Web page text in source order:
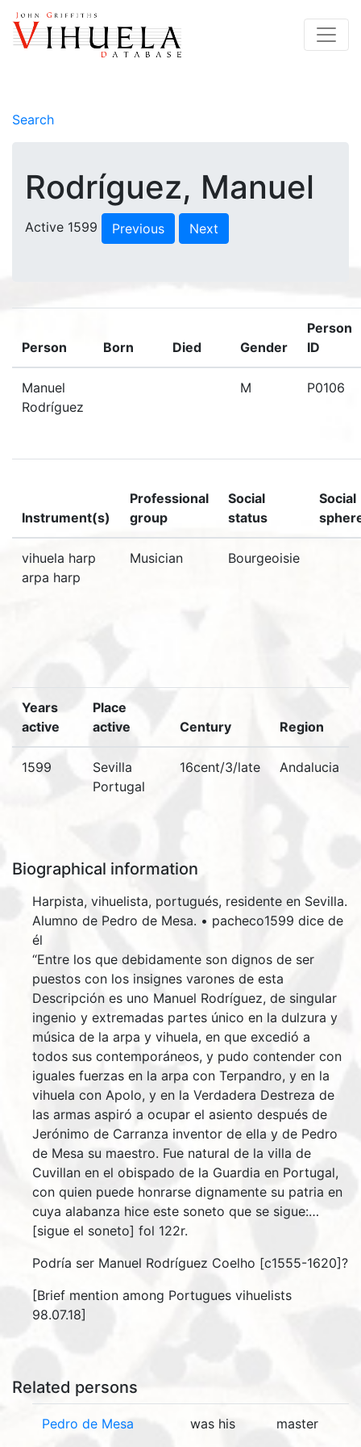
Search
Rodríguez, Manuel
Active 1599 Previous Next
Person Born Died Gender
Person
ID
Manuel
Rodríguez
M P0106
Instrument(s)
Professional
group
Social
status
Social
vihuela harp
arpa harp
Musician Bourgeoisie
Years
active
Place
active
Century Region
1599
Sevilla
Portugal
16cent/3/late Andalucia
Biographical information
Harpista, vihuelista, portugués, residente en Sevilla.
Alumno de Pedro de Mesa. • pacheco1599 dice de
él
“Entre los que debidamente son dignos de ser
puestos con los insignes varones de esta
Descripción es uno Manuel Rodríguez, de singular
ingenio y extremadas partes único en la dulzura y
música de la arpa y vihuela, en que excedió a
todos sus contemporáneos, y pudo contender con
iguales fuerzas en la arpa con Terpandro, y en la
vihuela con Apolo, y en la Verdadera Destreza de
las armas aspiró a ocupar el asiento después de
Jerónimo de Carranza inventor de ella y de Pedro
de Mesa su maestro. Fue natural de la villa de
Cuvillan en el obispado de la Guardia en Portugal,
con quien puede honrarse dignamente su patria en
cuya alabanza hice este soneto que se sigue:…
[sigue el soneto] fol 122r.
Podría ser Manuel Rodríguez Coelho [c1555-1620]?
[Brief mention among Portugues vihuelists
98.07.18]
Related persons
Pedro de Mesa was his master